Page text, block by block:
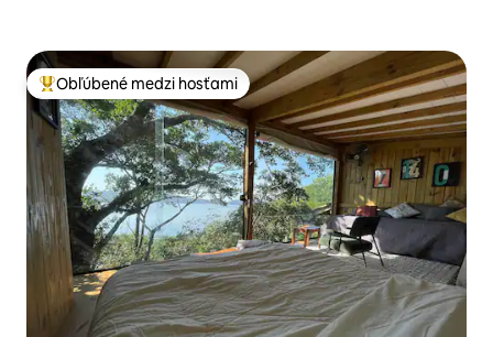
Najobľúbenejšie medzi hosťami
Obľúbené medzi hosťami